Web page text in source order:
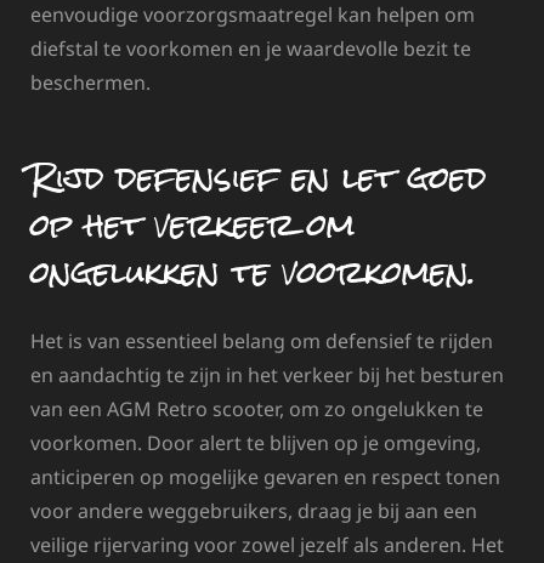
eenvoudige voorzorgsmaatregel kan helpen om
diefstal te voorkomen en je waardevolle bezit te
beschermen.
Rijd defensief en let goed
op het verkeer om
ongelukken te voorkomen.
Het is van essentieel belang om defensief te rijden
en aandachtig te zijn in het verkeer bij het besturen
van een AGM Retro scooter, om zo ongelukken te
voorkomen. Door alert te blijven op je omgeving,
anticiperen op mogelijke gevaren en respect tonen
voor andere weggebruikers, draag je bij aan een
veilige rijervaring voor zowel jezelf als anderen. Het